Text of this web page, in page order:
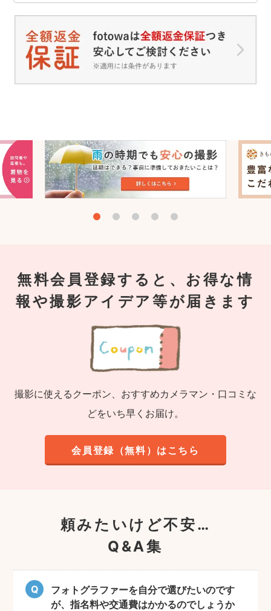
無料会員登録すると、お得な情
報や撮影アイデア等が届きます
撮影に使えるクーポン、おすすめカメラマン・口コミな
どをいち早くお届け。
会員登録（無料）はこちら
頼みたいけど不安…
Q&A集
フォトグラファーを自分で選びたいのです
が、指名料や交通費はかかるのでしょうか